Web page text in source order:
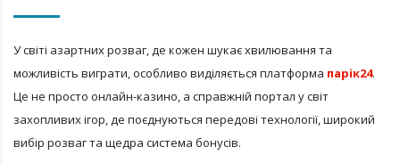
У світі азартних розваг, де кожен шукає хвилювання та
можливість виграти, особливо виділяється платформа парік24.
Це не просто онлайн-казино, а справжній портал у світ
захопливих ігор, де поєднуються передові технології, широкий
вибір розваг та щедра система бонусів.